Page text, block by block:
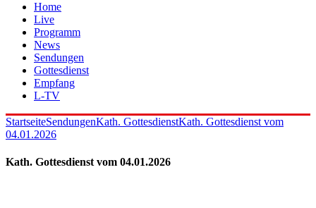
Home
Live
Programm
News
Sendungen
Gottesdienst
Empfang
L-TV
StartseiteSendungenKath. GottesdienstKath. Gottesdienst vom
04.01.2026
Kath. Gottesdienst vom 04.01.2026